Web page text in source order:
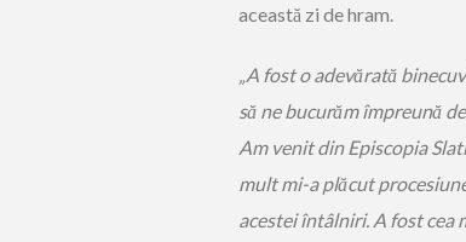
această zi de hram.
„A fost o adevărată
să ne bucurăm împreună
Am venit din Episcopia
mult mi-a plăcut
acestei întâlniri. A fost cea